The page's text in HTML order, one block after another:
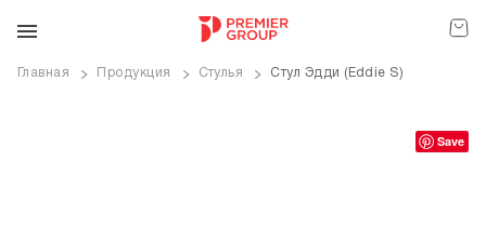
Главная Продукция Стулья Стул Эдди (Eddie S)
Save